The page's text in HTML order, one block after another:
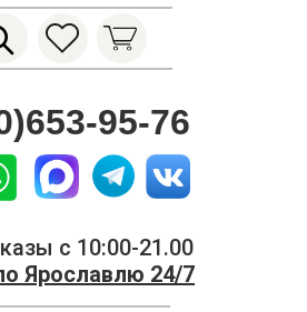
95-76
с 10:00-21.00
Ярославлю 24/7